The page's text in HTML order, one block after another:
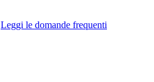
Leggi le domande frequenti